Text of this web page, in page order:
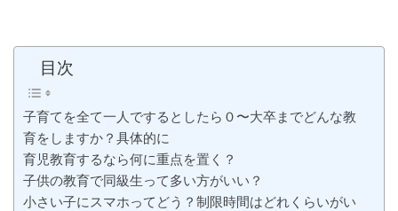
目次
子育てを全て一人でするとしたら０〜大卒までどんな教
育をしますか？具体的に
育児教育するなら何に重点を置く？
子供の教育で同級生って多い方がいい？
小さい子にスマホってどう？制限時間はどれくらいがい